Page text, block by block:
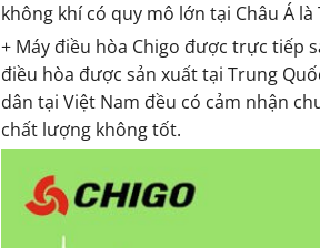
không khí có quy mô lớn tại Châu Á là
+ Máy điều hòa Chigo được trực tiếp
điều hòa được sản xuất tại Trung
dân tại Việt Nam đều có cảm nhận
chất lượng không tốt.